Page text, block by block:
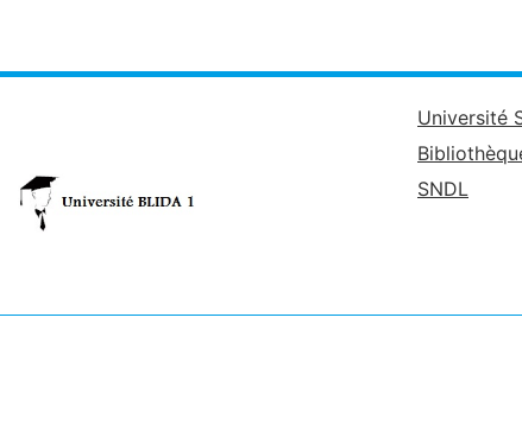
Université
SNDL